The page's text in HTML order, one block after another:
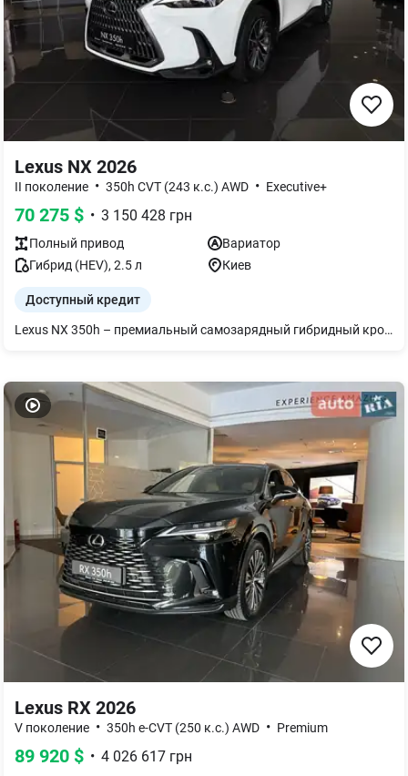
Lexus NX 2026
II поколение • 350h CVT (243 к.с.) AWD • Executive+
70 275 $ • 3 150 428 грн
Полный привод
Вариатор
Гибрид (HEV), 2.5л Киев
Доступный кредит
Lexus NX 350h – премиальный самозарядный гибридный кроссовер, созданный для тех, кто ценит современные технологии, комфорт и динамику. Гибридная силовая установка 4-го поколения обеспечивает плавное ускорение, высокую эффективность топлива и уверенное управление в любых условиях. Элегантный дизайн с фирменной решеткой Lexus, 14-дюймовый сенсорный мультимедийный дисплей, цифровая приборная панель и премиальная отделка салона Takumi создают атмосферу настоящей роскоши. Интеллектуальный водительский интерфейс, широкий комплекс систем безопасности Lexus Safety System+ и передовые технологии помощи делают каждую поездку максимально комфортной и безопасной. Lexus NX 350h – это идеальное сочетание премиального стиля, инноваций и экономичности для ежедневного удовольствия от управления. Свяжитесь с официальным дилерским центром Лексус Киев Запад, чтобы узнать больше и записаться на тест-драйв.
Lexus RX 2026
V поколение • 350h e-CVT (250 к.с.) AWD • Premium
89 920 $ • 4 026 617 грн